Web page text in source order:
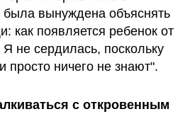
вынуждена объяснять
как появляется ребенок от
не сердилась, поскольку
просто ничего не знают".
с откровенным